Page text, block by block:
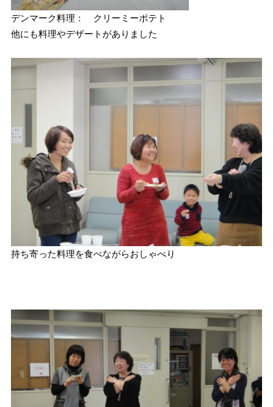
デンマーク料理： クリーミーポテト
他にも料理やデザートがありました
持ち寄った料理を食べながらおしゃべり